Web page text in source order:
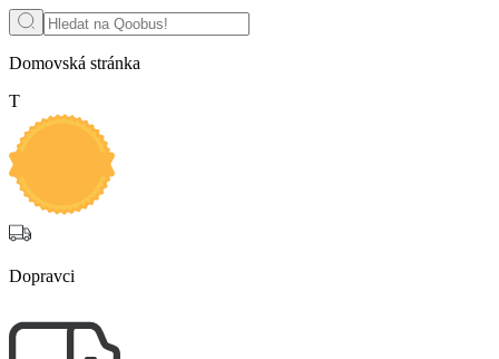
Domovská stránka
Т
Dopravci